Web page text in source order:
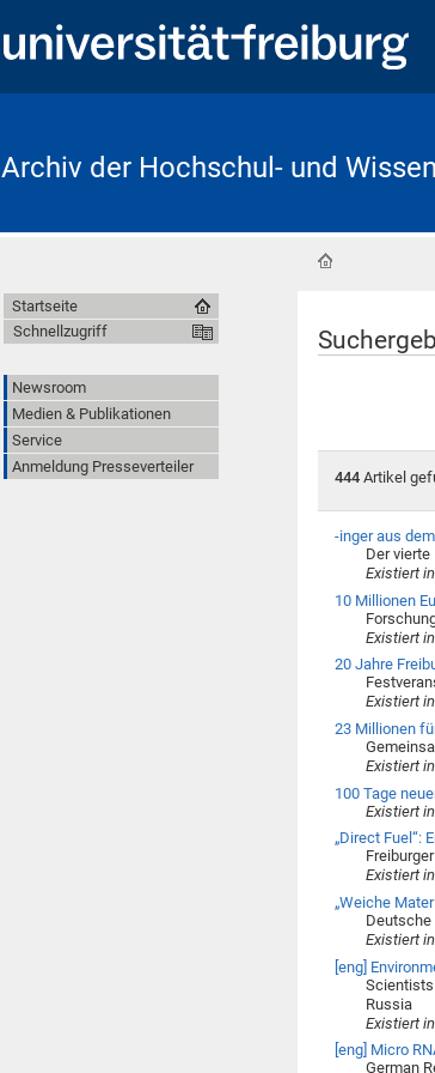
Archiv der Hochschul- und
444Artikel
-inger aus
Der
Existiert in
10 Millionen
Existiert in
20 Jahre
Existiert in
23 Millionen
Existiert in
100 Tage
Existiert in
„Direct Fuel“:
Existiert in
„Weiche
Deutsche
Existiert in
[eng]
Scientists
Russia
Existiert in
[eng] Micro
German
Startseite
Schnellzugriff
Newsroom
Medien & Publikationen
Service
Anmeldung Presseverteiler